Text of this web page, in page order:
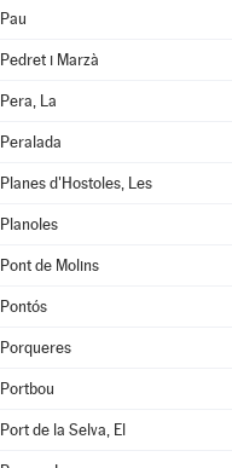
Pau
Pedret i Marzà
Pera, La
Peralada
Planes d'Hostoles, Les
Planoles
Pont de Molins
Pontós
Porqueres
Portbou
Port de la Selva, El